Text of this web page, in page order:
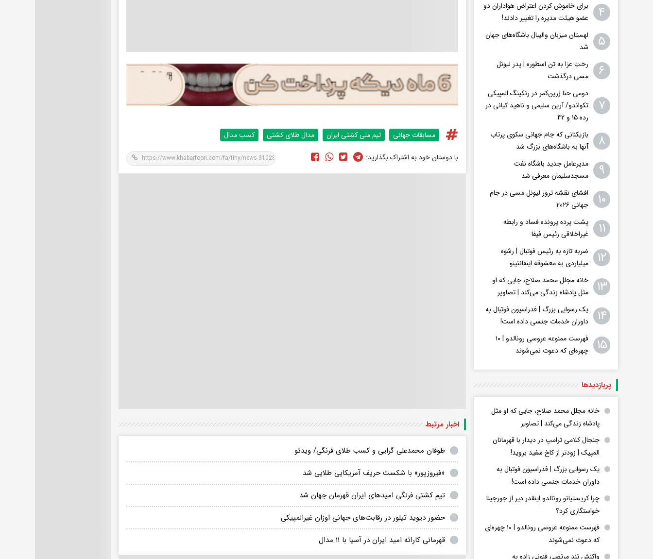
مسابقات جهانی تیم ملی کشتی ایران مدال طلای کشتی کسب مدال
با دوستان خود به اشتراک بگذارید:
اخبار مرتبط
طوفان محمدعلی گرایی و کسب طلای فرنگی/ ویدئو
«فیروزپور» با شکست حریف آمریکایی طلایی شد
تیم کشتی فرنگی امیدهای ایران قهرمان جهان شد
حضور دیوید تیلور در رقابت‌های جهانی اوزان غیرالمپیکی
قهرمانی کاراته امید ایران در آسیا با ۱۱ مدال
۴
برای خاموش کردن اعتراض هواداران دو
عضو هیئت مدیره را تغییر دادند!
۵
لهستان میزبان والیبال باشگاه‌های جهان
شد
۶
رختِ عزا به تن اسطوره | پدر لیونل
مسی درگذشت
۷
دومی حنا زرین‌کمر در رنکینگ المپیکی
تکواندو/ آرین سلیمی و ناهید کیانی در
رده ۱۵ و ۴۲
۸
بازیکنانی که جام جهانی سکوی پرتاب
آنها به باشگاه‌های بزرگ شد
۹
مدیرعامل جدید باشگاه نفت
مسجدسلیمان معرفی شد
۱۰
افشای نقشه ترور لیونل مسی در جام
جهانی ۲۰۲۶
۱۱
پشت پرده پرونده فساد و رابطه
غیراخلاقی‌ رئیس فیفا
۱۲
ضربه تازه به رئیس فوتبال | رشوه
میلیاردی به معشوقه اینفانتینو
۱۳
خانه مجلل محمد صلاح، جایی که او
مثل پادشاه زندگی می‌کند | تصاویر
۱۴
یک رسوایی بزرگ | فدراسیون فوتبال به
داوران خدمات جنسی داده است!
۱۵
فهرست ممنوعه عروسی رونالدو | ۱۰
چهره‌ای که دعوت نمی‌شوند
پربازدید‌ها
خانه مجلل محمد صلاح، جایی که او مثل
پادشاه زندگی می‌کند | تصاویر
جنجال کلامی ترامپ در دیدار با قهرمانان
المپیک | زودتر از کاخ سفید بروید!
یک رسوایی بزرگ | فدراسیون فوتبال به
داوران خدمات جنسی داده است!
چرا کریستیانو رونالدو اینقدر دیر از جورجینا
خواستگاری کرد؟
فهرست ممنوعه عروسی رونالدو | ۱۰ چهره‌ای
که دعوت نمی‌شوند
واکنش تند مرتضی فنونی زاده به